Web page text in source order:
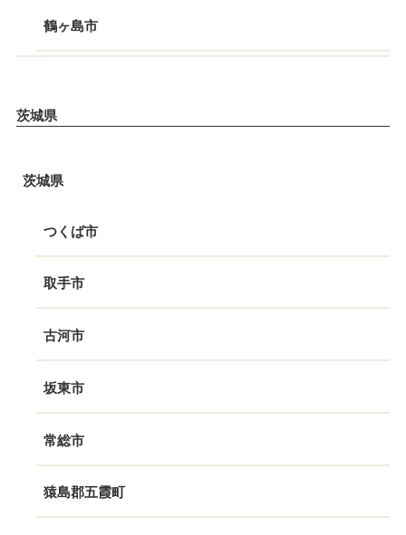
鶴ヶ島市
茨城県
茨城県
つくば市
取手市
古河市
坂東市
常総市
猿島郡五霞町